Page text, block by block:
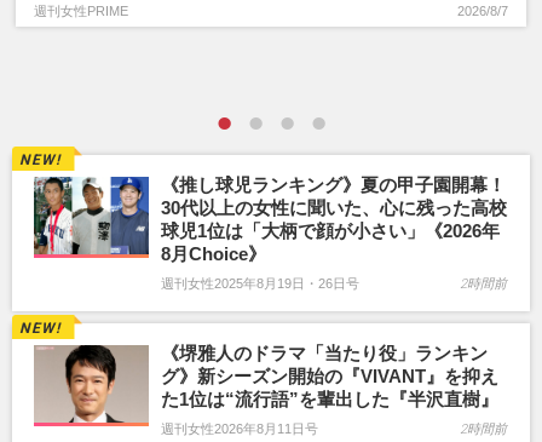
週刊女性PRIME 2026/8/7
《推し球児ランキング》夏の甲子園開幕！
30代以上の女性に聞いた、心に残った高校
球児1位は「大柄で顔が小さい」《2026年
8月Choice》
週刊女性2025年8月19日・26日号 2時間前
《堺雅人のドラマ「当たり役」ランキン
グ》新シーズン開始の『VIVANT』を抑え
た1位は“流行語”を輩出した『半沢直樹』
週刊女性2026年8月11日号 2時間前